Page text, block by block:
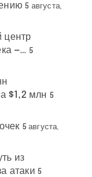
5 августа,
центр
—… 5
$1,2 млн 5
5 августа,
из
атаки 5